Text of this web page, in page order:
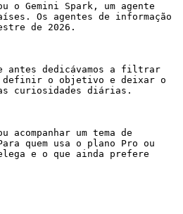
o Gemini Spark, um agente
Os agentes de informação
de 2026.
antes dedicávamos a filtrar
definir o objetivo e deixar o
curiosidades diárias.
um tema de
quem usa o plano Pro ou
e o que ainda prefere